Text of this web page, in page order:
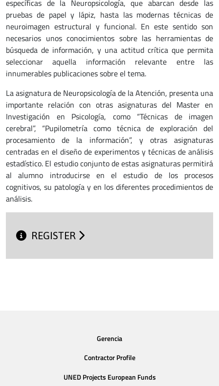
específicas de la Neuropsicología, que abarcan desde las
pruebas de papel y lápiz, hasta las modernas técnicas de
neuroimagen estructural y funcional. En este sentido son
necesarios unos conocimientos sobre las herramientas de
búsqueda de información, y una actitud crítica que permita
seleccionar aquella información relevante entre las
innumerables publicaciones sobre el tema.
La asignatura de Neuropsicología de la Atención, presenta una
importante relación con otras asignaturas del Master en
Investigación en Psicología, como “Técnicas de imagen
cerebral”, “Pupilometría como técnica de exploración del
procesamiento de la información”, y otras asignaturas
centradas en el diseño de experimentos y técnicas de análisis
estadístico. El estudio conjunto de estas asignaturas permitirá
al alumno introducirse en el estudio de los procesos
cognitivos, su patología y en los diferentes procedimientos de
análisis.
REGISTER
Gerencia
Contractor Profile
UNED Projects European Funds